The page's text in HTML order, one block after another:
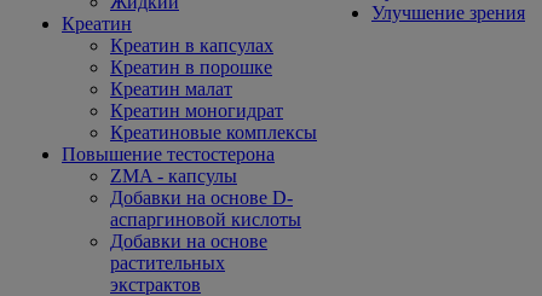
Креатин
Креатин в капсулах
Креатин в порошке
Креатин малат
Креатин моногидрат
Креатиновые комплексы
Повышение тестостерона
ZMA - капсулы
Добавки на основе D-
аспаргиновой кислоты
Добавки на основе
растительных
экстрактов
Улучшение зрения